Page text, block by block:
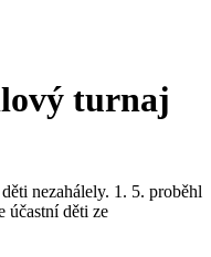
turnaj
nezahálely. 1. 5. proběhl
účastní děti ze